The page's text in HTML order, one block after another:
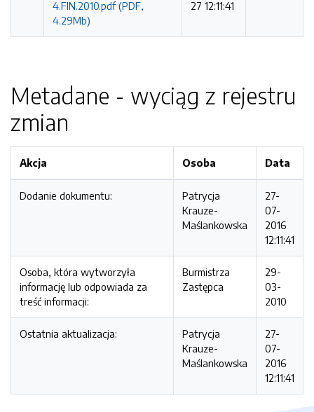
4.FIN.2010.pdf (PDF,
4.29Mb)
27 12:11:41
Metadane - wyciąg z rejestru
zmian
Akcja Osoba Data
Dodanie dokumentu:
Patrycja
Krauze-
Maślankowska
27-
07-
2016
12:11:41
Osoba, która wytworzyła
informację lub odpowiada za
treść informacji:
Burmistrza
Zastępca
29-
03-
2010
Ostatnia aktualizacja:
Patrycja
Krauze-
Maślankowska
27-
07-
2016
12:11:41